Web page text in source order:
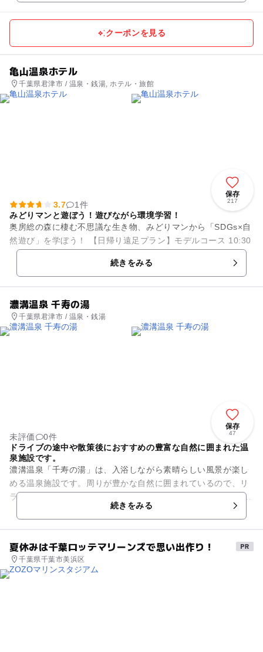
クーポンを見る
亀山温泉ホテル
千葉県君津市 / 温泉・銭湯, ホテル・旅館
保存
217
3.7
1件
みどりマンと遊ぼう！遊びながら環境学習！
奥房総の森に棲む不思議な生き物、みどりマンから「SDGs×自
然遊び」を学ぼう！ 【日帰り遠足プラン】モデルコース 10:30
続きをみる
濃溝温泉 千寿の湯
千葉県君津市 / 温泉・銭湯
保存
47
未評価
0件
ドライブの途中や散策後におすすめの豊富な自然に囲まれた温
泉施設です。
濃溝温泉「千寿の湯」は、入浴しながら素晴らしい風景が楽し
める温泉施設です。周りが豊かな自然に囲まれているので、リ
ラックスして温泉を堪能できます。 座敷の休憩室は、横になれ
るくらい広々しているの...続きをみる
夏休みは千葉ロッテマリーンズで思い出作り！
千葉県千葉市美浜区